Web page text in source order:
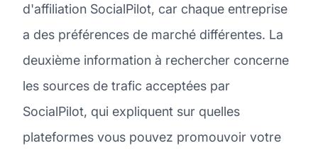
d'affiliation SocialPilot, car chaque entreprise
a des préférences de marché différentes. La
deuxième information à rechercher concerne
les sources de trafic acceptées par
SocialPilot, qui expliquent sur quelles
plateformes vous pouvez promouvoir votre